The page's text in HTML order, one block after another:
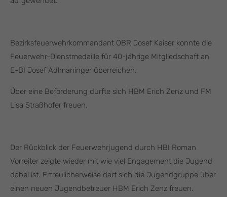
Bezirksfeuerwehrkommandant OBR Josef Kaiser konnte die
Feuerwehr-Dienstmedaille für 40-jährige Mitgliedschaft an
E-BI Josef Adlmaninger überreichen.
Über eine Beförderung durfte sich HBM Erich Zenz und FM
Lisa Straßhofer freuen.
Der Rückblick der Feuerwehrjugend durch HBI Roman
Vorreiter zeigte wieder mit wie viel Engagement die Jugend
dabei ist. Erfreulicherweise darf sich die Jugendgruppe über
einen neuen Jugendbetreuer HBM Erich Zenz freuen.